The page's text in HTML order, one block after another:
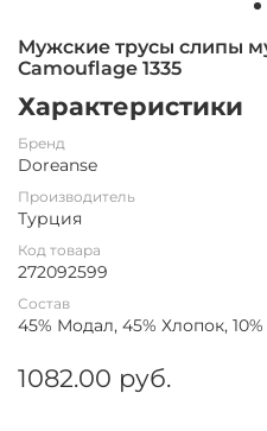
Мужские трусы слипы
Camouflage 1335
Характеристики
Бренд
Doreanse
Производитель
Турция
Код товара
272092599
Состав
45% Модал, 45% Хлопок,
1082.00 руб.